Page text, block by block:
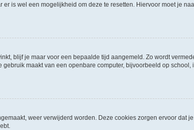
is wel een mogelijkheid om deze te resetten. Hiervoor moet je
blijf je maar voor een bepaalde tijd aangemeld. Zo wordt
maakt van een openbare computer, bijvoorbeeld op
weer verwijderd worden. Deze cookies zorgen ervoor dat